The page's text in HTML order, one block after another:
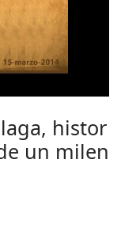
histor
un milen